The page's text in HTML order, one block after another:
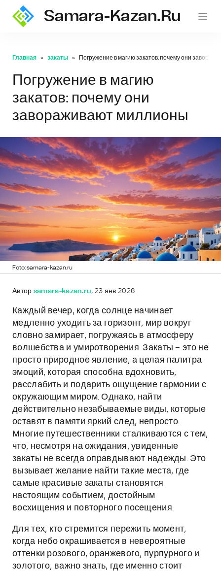
Samara-Kazan.ru
Главная закаты Погружение в магию закатов: почему они
Погружение в магию
закатов: почему они
завораживают миллионы
Foto: samara-kazan.ru
Автор samara-kazan.ru, 23 янв 2026
Каждый вечер, когда солнце начинает
медленно уходить за горизонт, мир вокруг
словно замирает, погружаясь в атмосферу
волшебства и умиротворения. Закаты – это не
просто природное явление, а целая палитра
эмоций, которая способна вдохновить,
расслабить и подарить ощущение гармонии с
окружающим миром. Однако, найти
действительно незабываемые виды, которые
оставят в памяти яркий след, непросто.
Многие путешественники сталкиваются с тем,
что, несмотря на ожидания, увиденные
закаты не всегда оправдывают надежды. Это
вызывает желание найти такие места, где
самые красивые закаты становятся
настоящим событием, достойным
восхищения и повторного посещения.
Для тех, кто стремится пережить момент,
когда небо окрашивается в невероятные
оттенки розового, оранжевого, пурпурного и
золотого, важно знать, где именно стоит